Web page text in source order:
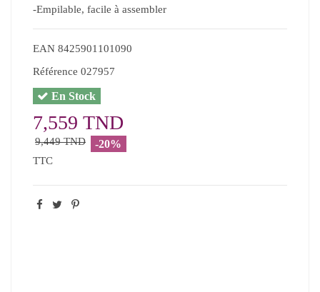
-Empilable, facile à assembler
EAN 8425901101090
Référence 027957
En Stock
7,559 TND
9,449 TND -20%
TTC